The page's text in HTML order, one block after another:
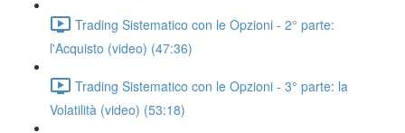
Trading Sistematico con le Opzioni - 2° parte:
l'Acquisto (video) (47:36)
Trading Sistematico con le Opzioni - 3° parte: la
Volatilità (video) (53:18)